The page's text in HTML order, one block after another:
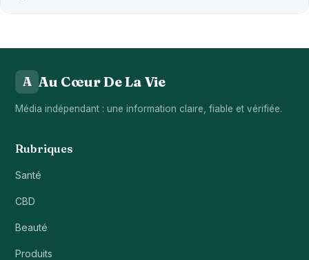
A Au Cœur De La Vie
Média indépendant : une information claire, fiable et vérifiée.
Rubriques
Santé
CBD
Beauté
Produits